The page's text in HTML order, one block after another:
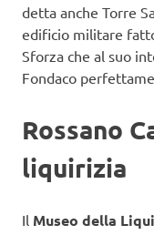
detta anche Torre
edificio militare
Sforza che al suo
Fondaco
Rossano
liquirizia
Il Museo della